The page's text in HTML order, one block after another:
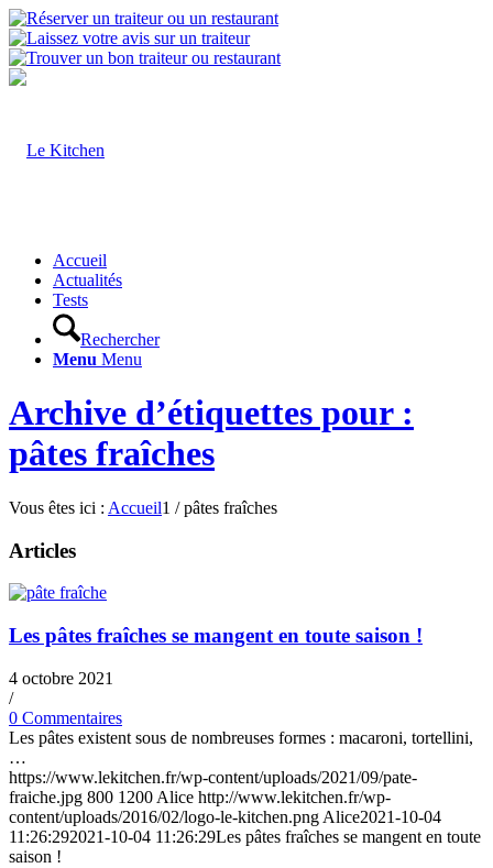
Accueil
Actualités
Tests
Rechercher
Menu Menu
Archive d’étiquettes pour :
pâtes fraîches
Vous êtes ici : Accueil1 / pâtes fraîches
Articles
Les pâtes fraîches se mangent en toute saison !
4 octobre 2021
/
0 Commentaires
Les pâtes existent sous de nombreuses formes : macaroni, tortellini,
…
https://www.lekitchen.fr/wp-content/uploads/2021/09/pate-
fraiche.jpg 800 1200 Alice http://www.lekitchen.fr/wp-
content/uploads/2016/02/logo-le-kitchen.png Alice2021-10-04
11:26:292021-10-04 11:26:29Les pâtes fraîches se mangent en toute
saison !